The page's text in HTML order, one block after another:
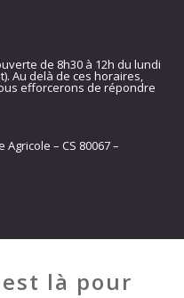
de 8h30 à 12h du lundi
Au delà de ces horaires,
efforcerons de répondre
– CS 80067 –
là pour